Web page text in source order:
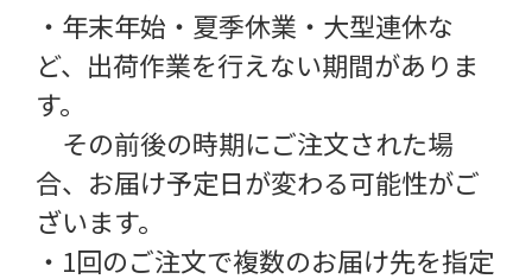
・年末年始・夏季休業・大型連休な
ど、出荷作業を行えない期間がありま
す。
その前後の時期にご注文された場
合、お届け予定日が変わる可能性がご
ざいます。
・1回のご注文で複数のお届け先を指定